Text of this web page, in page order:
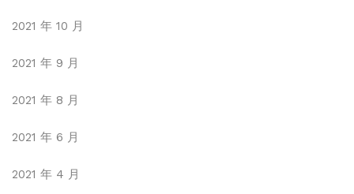
2021 年 10 月
2021 年 9 月
2021 年 8 月
2021 年 6 月
2021 年 4 月